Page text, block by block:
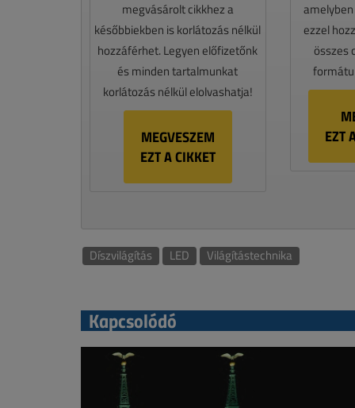
megvásárolt cikkhez a
későbbiekben is korlátozás nélkül
hozzáférhet. Legyen előfizetőnk
és minden tartalmunkat
korlátozás nélkül elolvashatja!
MEGVESZEM
EZT A CIKKET
ezzel
összes
EZT
Díszvilágítás LED Világítástechnika
Kapcsolódó